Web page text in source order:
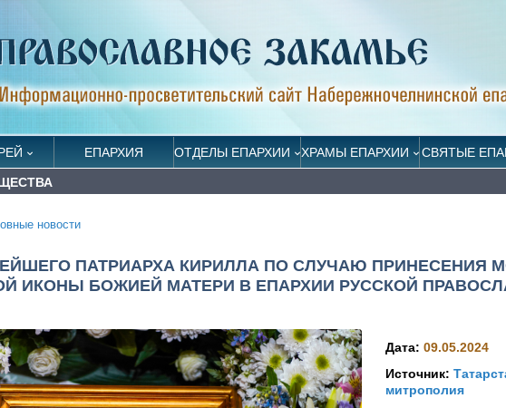
ЕПАРХИЯ ОТДЕЛЫ ЕПАРХИИ ХРАМЫ ЕПАРХИИ СВЯТЫЕ
новости
ПАТРИАРХА КИРИЛЛА ПО СЛУЧАЮ ПРИНЕСЕНИЯ
ИКОНЫ БОЖИЕЙ МАТЕРИ В ЕПАРХИИ РУССКОЙ
Дата:09.05.2024
Источник:
митрополия